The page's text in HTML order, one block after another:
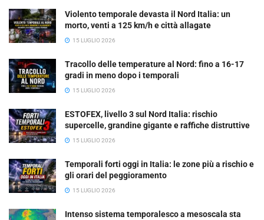
Violento temporale devasta il Nord Italia: un
morto, venti a 125 km/h e città allagate
15 LUGLIO 2026
Tracollo delle temperature al Nord: fino a 16-17
gradi in meno dopo i temporali
15 LUGLIO 2026
ESTOFEX, livello 3 sul Nord Italia: rischio
supercelle, grandine gigante e raffiche distruttive
15 LUGLIO 2026
Temporali forti oggi in Italia: le zone più a rischio e
gli orari del peggioramento
15 LUGLIO 2026
Intenso sistema temporalesco a mesoscala sta